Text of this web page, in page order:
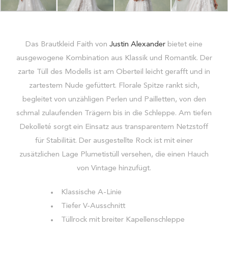
Das Brautkleid Faith von Justin Alexander bietet eine
ausgewogene Kombination aus Klassik und Romantik. Der
zarte Tüll des Modells ist am Oberteil leicht gerafft und in
zartestem Nude gefüttert. Florale Spitze rankt sich,
begleitet von unzähligen Perlen und Pailletten, von den
schmal zulaufenden Trägern bis in die Schleppe. Am tiefen
Dekolleté sorgt ein Einsatz aus transparentem Netzstoff
für Stabilität. Der ausgestellte Rock ist mit einer
zusätzlichen Lage Plumetistüll versehen, die einen Hauch
von Vintage hinzufügt.
Klassische A-Linie
Tiefer V-Ausschnitt
Tüllrock mit breiter Kapellenschleppe